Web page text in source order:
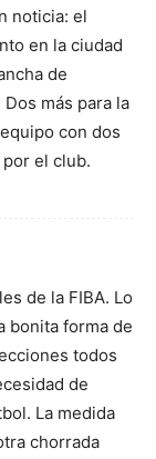
noticia: el
en la ciudad
de
más para la
con dos
el club.
de la FIBA. Lo
bonita forma de
todos
de
La medida
chorrada